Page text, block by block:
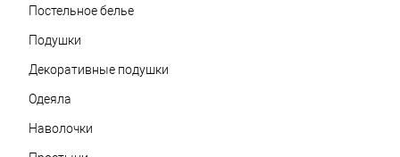
Постельное белье
Подушки
Декоративные подушки
Одеяла
Наволочки